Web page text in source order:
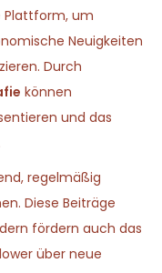
Plattform, um
Neuigkeiten
Durch
können
und das
regelmäßig
Diese Beiträge
fördern auch das
über neue